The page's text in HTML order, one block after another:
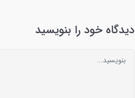
دیدگاه خود را بنویسید